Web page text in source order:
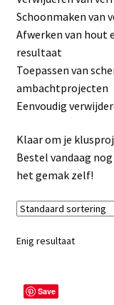
Linkpartners
Over Ons
Privacybeleid
Schoonmaken van
Afwerken van hout
resultaat
Toepassen van
ambachtprojecten
Eenvoudig
Klaar om je
Bestel vandaag
het gemak zelf!
Enig resultaat
Save